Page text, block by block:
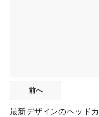
前へ
最新デザインのヘッド